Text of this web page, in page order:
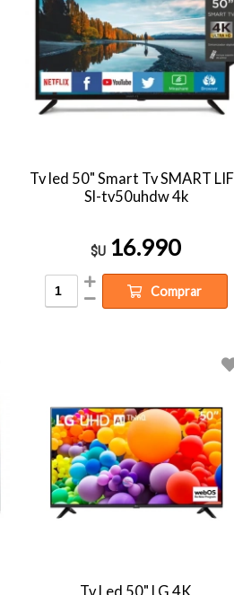
Tv led 50" Smart Tv SMART
Sl-tv50uhdw 4k
$U 16.990
Comprar
Tv Led 50" LG 4K